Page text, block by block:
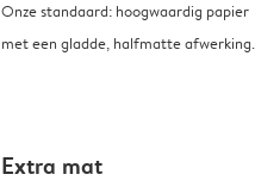
Onze standaard: hoogwaardig papier
met een gladde, halfmatte afwerking.
Extra mat